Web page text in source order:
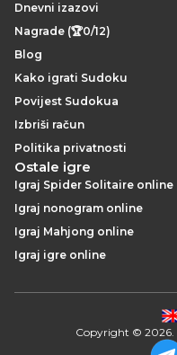
Dnevni izazovi
Nagrade (🏆0/12)
Blog
Kako igrati Sudoku
Povijest Sudokua
Izbriši račun
Politika privatnosti
Ostale igre
Igraj Spider Solitaire online
Igraj nonogram online
Igraj Mahjong online
Igraj igre online
Copyright © 2026.